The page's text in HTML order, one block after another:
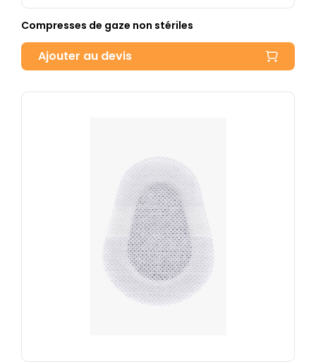
Compresses de gaze non stériles
Ajouter au devis